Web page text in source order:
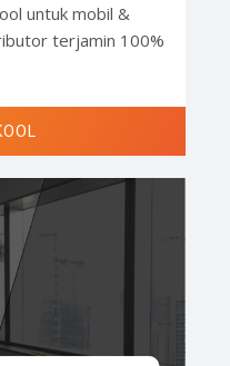
untuk mobil &
terjamin 100%